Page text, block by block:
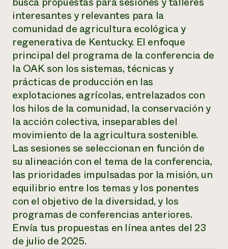
Servicios energéticos comerciales
Servicios energéticos residenciales
LIHEAP
Centro de intercambio de información AgriSolar
Noticias
Internship Hub
Buscar prácticas
Contratar a un becario
un
Llame a la
directa de
1-800-346-
contribuyen a la
resiliencia de la
comunidad.
DONAR AHORA
interesantes y relevantes para la
comunidad de agricultura ecológica y
regenerativa de Kentucky. El enfoque
principal del programa de la conferencia de
la OAK son los sistemas, técnicas y
prácticas de producción en las
explotaciones agrícolas, entrelazados con
los hilos de la comunidad, la conservación y
la acción colectiva, inseparables del
movimiento de la agricultura sostenible.
Las sesiones se seleccionan en función de
su alineación con el tema de la conferencia,
las prioridades impulsadas por la misión, un
equilibrio entre los temas y los ponentes
con el objetivo de la diversidad, y los
programas de conferencias anteriores.
Envía tus propuestas en línea antes del 23
de julio de 2025.